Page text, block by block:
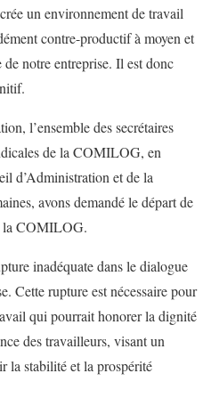
un environnement de travail
contre-productif à moyen et
notre entreprise. Il est donc
l’ensemble des secrétaires
de la COMILOG, en
d’Administration et de la
avons demandé le départ de
la COMILOG.
inadéquate dans le dialogue
Cette rupture est nécessaire pour
qui pourrait honorer la dignité
des travailleurs, visant un
la stabilité et la prospérité